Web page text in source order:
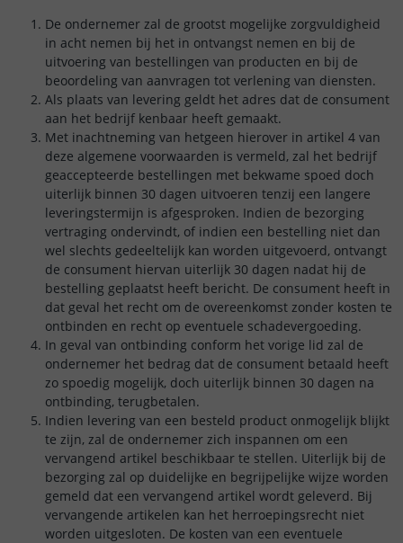
De ondernemer zal de grootst mogelijke zorgvuldigheid
in acht nemen bij het in ontvangst nemen en bij de
uitvoering van bestellingen van producten en bij de
beoordeling van aanvragen tot verlening van diensten.
Als plaats van levering geldt het adres dat de consument
aan het bedrijf kenbaar heeft gemaakt.
Met inachtneming van hetgeen hierover in artikel 4 van
deze algemene voorwaarden is vermeld, zal het bedrijf
geaccepteerde bestellingen met bekwame spoed doch
uiterlijk binnen 30 dagen uitvoeren tenzij een langere
leveringstermijn is afgesproken. Indien de bezorging
vertraging ondervindt, of indien een bestelling niet dan
wel slechts gedeeltelijk kan worden uitgevoerd, ontvangt
de consument hiervan uiterlijk 30 dagen nadat hij de
bestelling geplaatst heeft bericht. De consument heeft in
dat geval het recht om de overeenkomst zonder kosten te
ontbinden en recht op eventuele schadevergoeding.
In geval van ontbinding conform het vorige lid zal de
ondernemer het bedrag dat de consument betaald heeft
zo spoedig mogelijk, doch uiterlijk binnen 30 dagen na
ontbinding, terugbetalen.
Indien levering van een besteld product onmogelijk blijkt
te zijn, zal de ondernemer zich inspannen om een
vervangend artikel beschikbaar te stellen. Uiterlijk bij de
bezorging zal op duidelijke en begrijpelijke wijze worden
gemeld dat een vervangend artikel wordt geleverd. Bij
vervangende artikelen kan het herroepingsrecht niet
worden uitgesloten. De kosten van een eventuele